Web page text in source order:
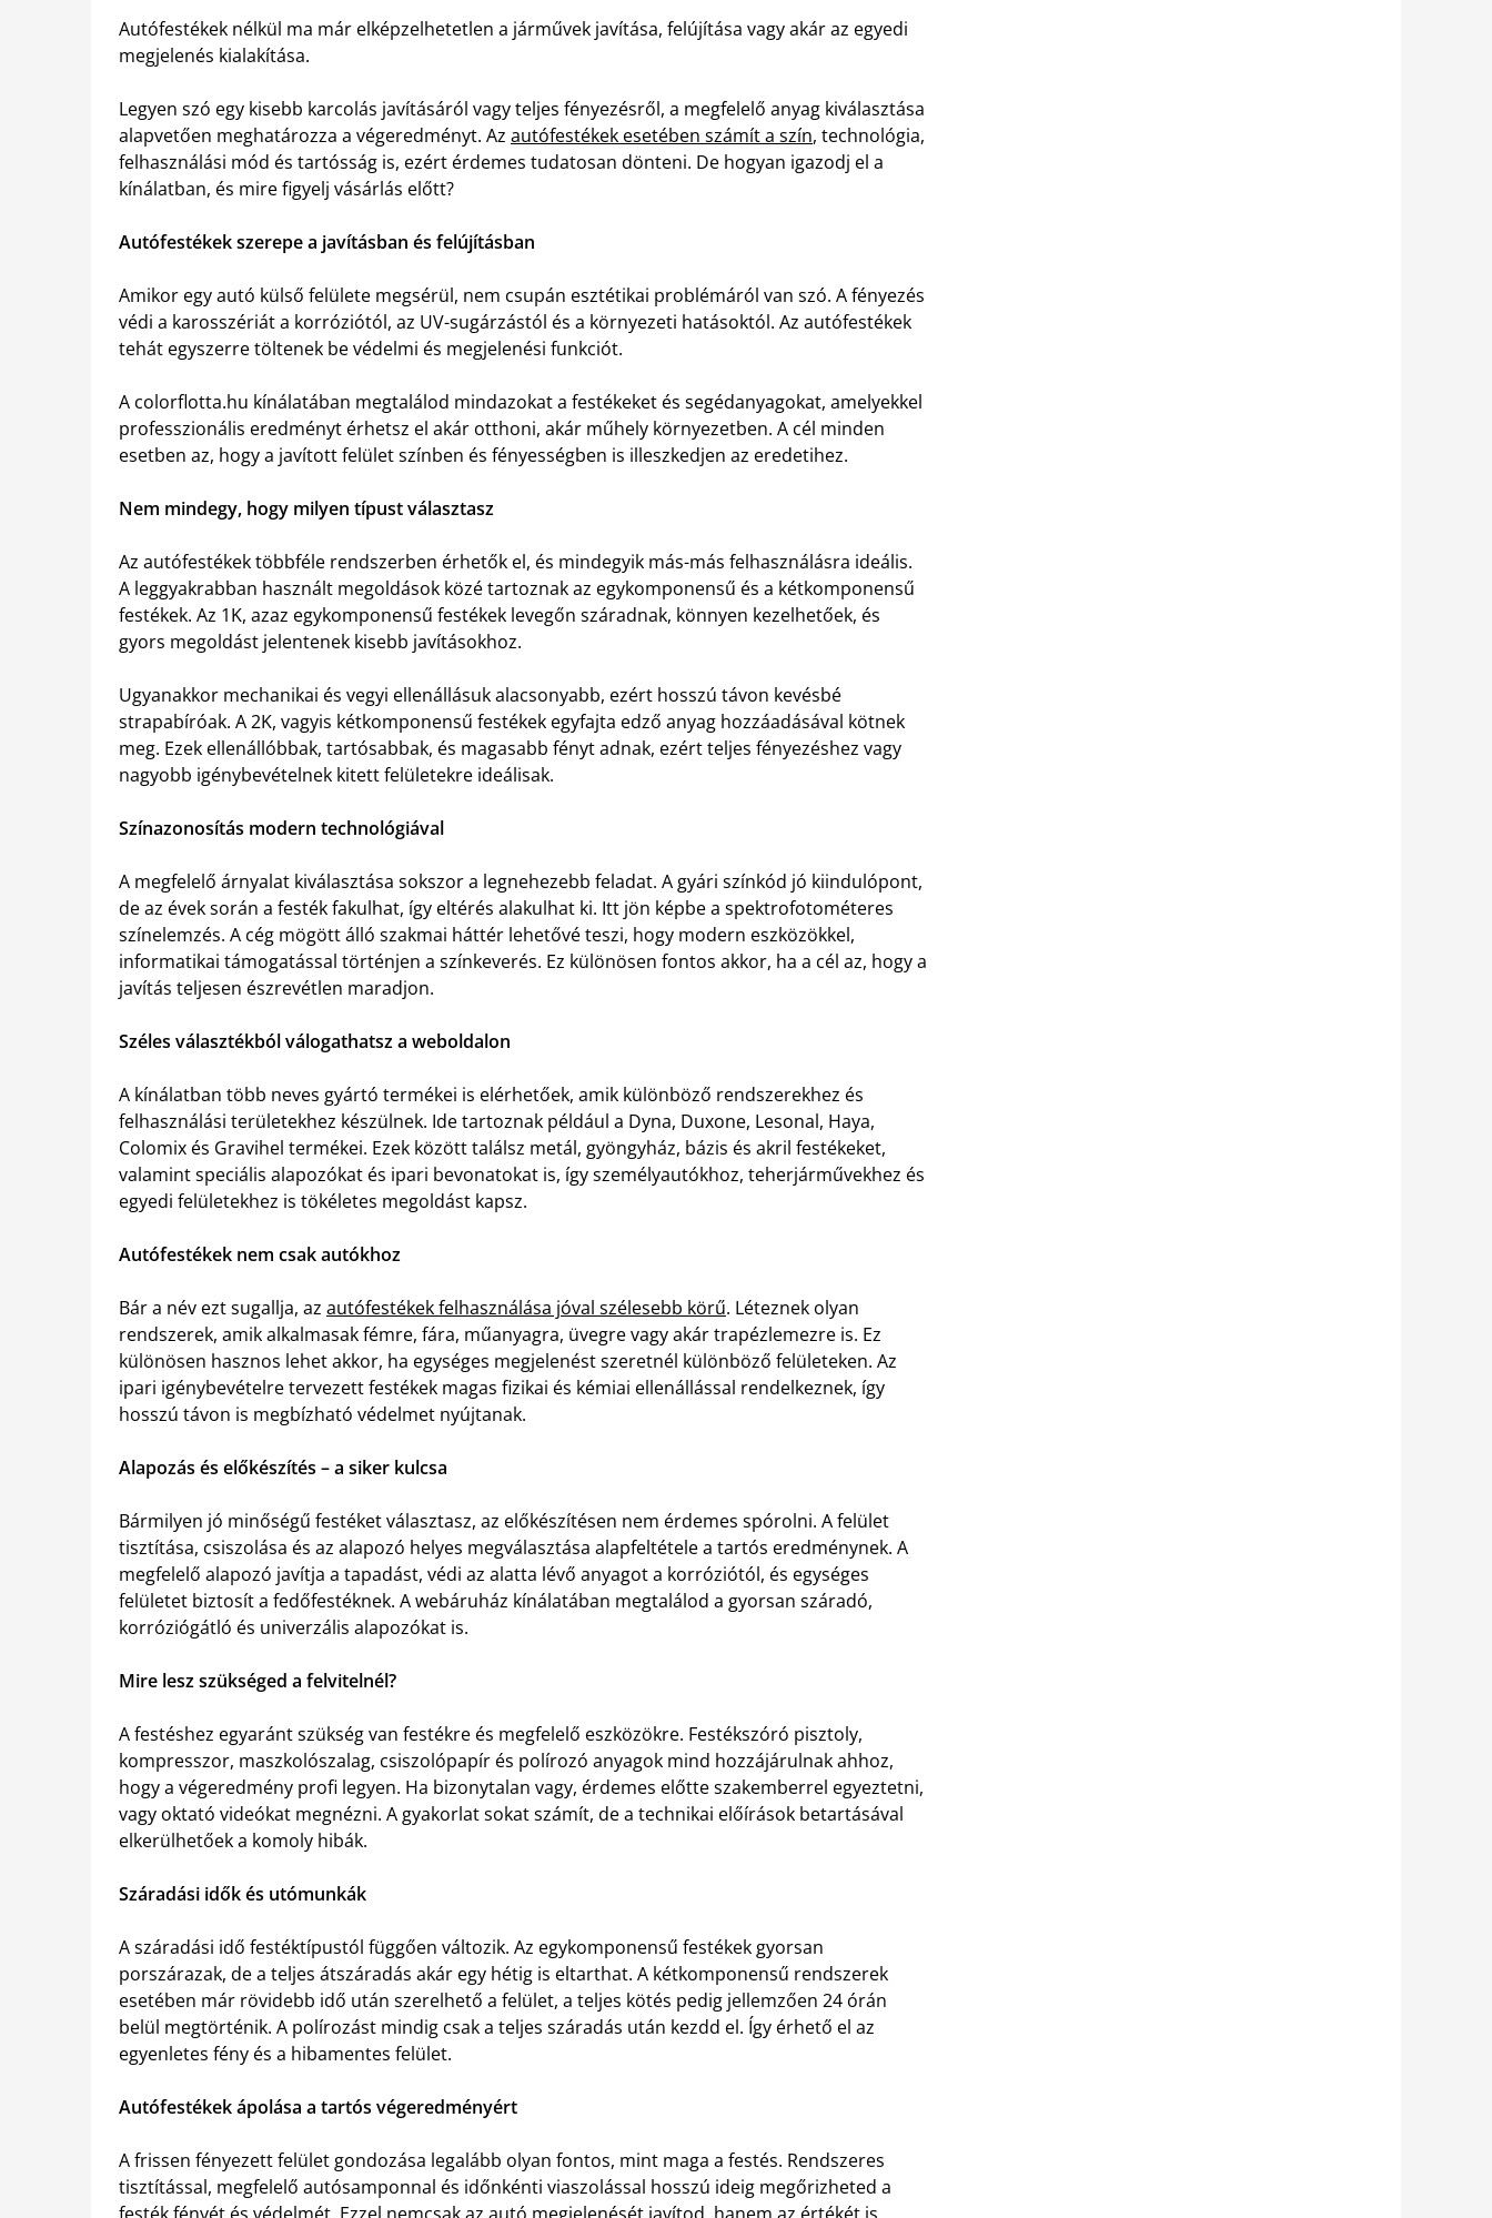
Autófestékek nélkül ma már elképzelhetetlen a járművek javítása, felújítása vagy akár az egyedi
megjelenés kialakítása.
Legyen szó egy kisebb karcolás javításáról vagy teljes fényezésről, a megfelelő anyag kiválasztása
alapvetően meghatározza a végeredményt. Az autófestékek esetében számít a szín, technológia,
felhasználási mód és tartósság is, ezért érdemes tudatosan dönteni. De hogyan igazodj el a
kínálatban, és mire figyelj vásárlás előtt?
Autófestékek szerepe a javításban és felújításban
Amikor egy autó külső felülete megsérül, nem csupán esztétikai problémáról van szó. A fényezés
védi a karosszériát a korróziótól, az UV-sugárzástól és a környezeti hatásoktól. Az autófestékek
tehát egyszerre töltenek be védelmi és megjelenési funkciót.
A colorflotta.hu kínálatában megtalálod mindazokat a festékeket és segédanyagokat, amelyekkel
professzionális eredményt érhetsz el akár otthoni, akár műhely környezetben. A cél minden
esetben az, hogy a javított felület színben és fényességben is illeszkedjen az eredetihez.
Nem mindegy, hogy milyen típust választasz
Az autófestékek többféle rendszerben érhetők el, és mindegyik más-más felhasználásra ideális.
A leggyakrabban használt megoldások közé tartoznak az egykomponensű és a kétkomponensű
festékek. Az 1K, azaz egykomponensű festékek levegőn száradnak, könnyen kezelhetőek, és
gyors megoldást jelentenek kisebb javításokhoz.
Ugyanakkor mechanikai és vegyi ellenállásuk alacsonyabb, ezért hosszú távon kevésbé
strapabíróak. A 2K, vagyis kétkomponensű festékek egyfajta edző anyag hozzáadásával kötnek
meg. Ezek ellenállóbbak, tartósabbak, és magasabb fényt adnak, ezért teljes fényezéshez vagy
nagyobb igénybevételnek kitett felületekre ideálisak.
Színazonosítás modern technológiával
A megfelelő árnyalat kiválasztása sokszor a legnehezebb feladat. A gyári színkód jó kiindulópont,
de az évek során a festék fakulhat, így eltérés alakulhat ki. Itt jön képbe a spektrofotométeres
színelemzés. A cég mögött álló szakmai háttér lehetővé teszi, hogy modern eszközökkel,
informatikai támogatással történjen a színkeverés. Ez különösen fontos akkor, ha a cél az, hogy a
javítás teljesen észrevétlen maradjon.
Széles választékból válogathatsz a weboldalon
A kínálatban több neves gyártó termékei is elérhetőek, amik különböző rendszerekhez és
felhasználási területekhez készülnek. Ide tartoznak például a Dyna, Duxone, Lesonal, Haya,
Colomix és Gravihel termékei. Ezek között találsz metál, gyöngyház, bázis és akril festékeket,
valamint speciális alapozókat és ipari bevonatokat is, így személyautókhoz, teherjárművekhez és
egyedi felületekhez is tökéletes megoldást kapsz.
Autófestékek nem csak autókhoz
Bár a név ezt sugallja, az autófestékek felhasználása jóval szélesebb körű. Léteznek olyan
rendszerek, amik alkalmasak fémre, fára, műanyagra, üvegre vagy akár trapézlemezre is. Ez
különösen hasznos lehet akkor, ha egységes megjelenést szeretnél különböző felületeken. Az
ipari igénybevételre tervezett festékek magas fizikai és kémiai ellenállással rendelkeznek, így
hosszú távon is megbízható védelmet nyújtanak.
Alapozás és előkészítés – a siker kulcsa
Bármilyen jó minőségű festéket választasz, az előkészítésen nem érdemes spórolni. A felület
tisztítása, csiszolása és az alapozó helyes megválasztása alapfeltétele a tartós eredménynek. A
megfelelő alapozó javítja a tapadást, védi az alatta lévő anyagot a korróziótól, és egységes
felületet biztosít a fedőfestéknek. A webáruház kínálatában megtalálod a gyorsan száradó,
korróziógátló és univerzális alapozókat is.
Mire lesz szükséged a felvitelnél?
A festéshez egyaránt szükség van festékre és megfelelő eszközökre. Festékszóró pisztoly,
kompresszor, maszkolószalag, csiszolópapír és polírozó anyagok mind hozzájárulnak ahhoz,
hogy a végeredmény profi legyen. Ha bizonytalan vagy, érdemes előtte szakemberrel egyeztetni,
vagy oktató videókat megnézni. A gyakorlat sokat számít, de a technikai előírások betartásával
elkerülhetőek a komoly hibák.
Száradási idők és utómunkák
A száradási idő festéktípustól függően változik. Az egykomponensű festékek gyorsan
porszárazak, de a teljes átszáradás akár egy hétig is eltarthat. A kétkomponensű rendszerek
esetében már rövidebb idő után szerelhető a felület, a teljes kötés pedig jellemzően 24 órán
belül megtörténik. A polírozást mindig csak a teljes száradás után kezdd el. Így érhető el az
egyenletes fény és a hibamentes felület.
Autófestékek ápolása a tartós végeredményért
A frissen fényezett felület gondozása legalább olyan fontos, mint maga a festés. Rendszeres
tisztítással, megfelelő autósamponnal és időnkénti viaszolással hosszú ideig megőrizheted a